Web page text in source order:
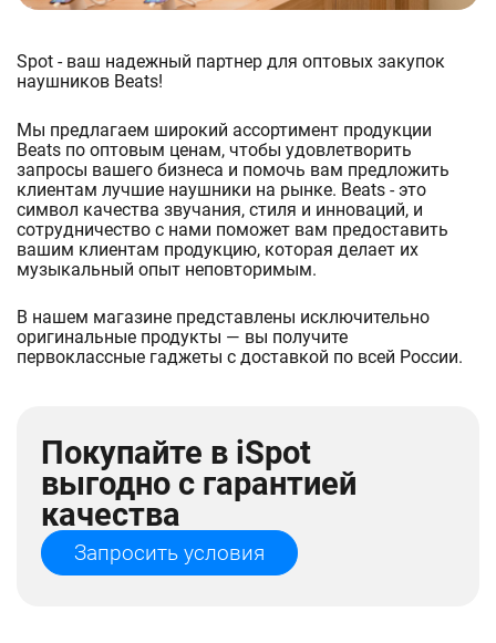
Spot - ваш надежный партнер для оптовых закупок
наушников Beats!
Мы предлагаем широкий ассортимент продукции
Beats по оптовым ценам, чтобы удовлетворить
запросы вашего бизнеса и помочь вам предложить
клиентам лучшие наушники на рынке. Beats - это
символ качества звучания, стиля и инноваций, и
сотрудничество с нами поможет вам предоставить
вашим клиентам продукцию, которая делает их
музыкальный опыт неповторимым.
В нашем магазине представлены исключительно
оригинальные продукты — вы получите
первоклассные гаджеты c доставкой по всей России.
Покупайте в iSpot
выгодно с гарантией
качества
Запросить условия